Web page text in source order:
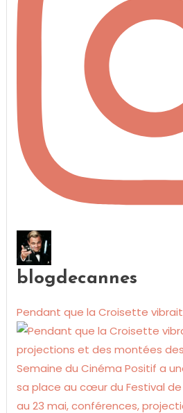
blogdecannes
Pendant que la Croisette